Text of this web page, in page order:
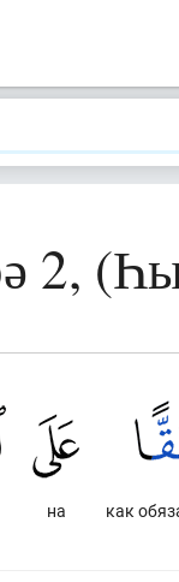
2,
как
на